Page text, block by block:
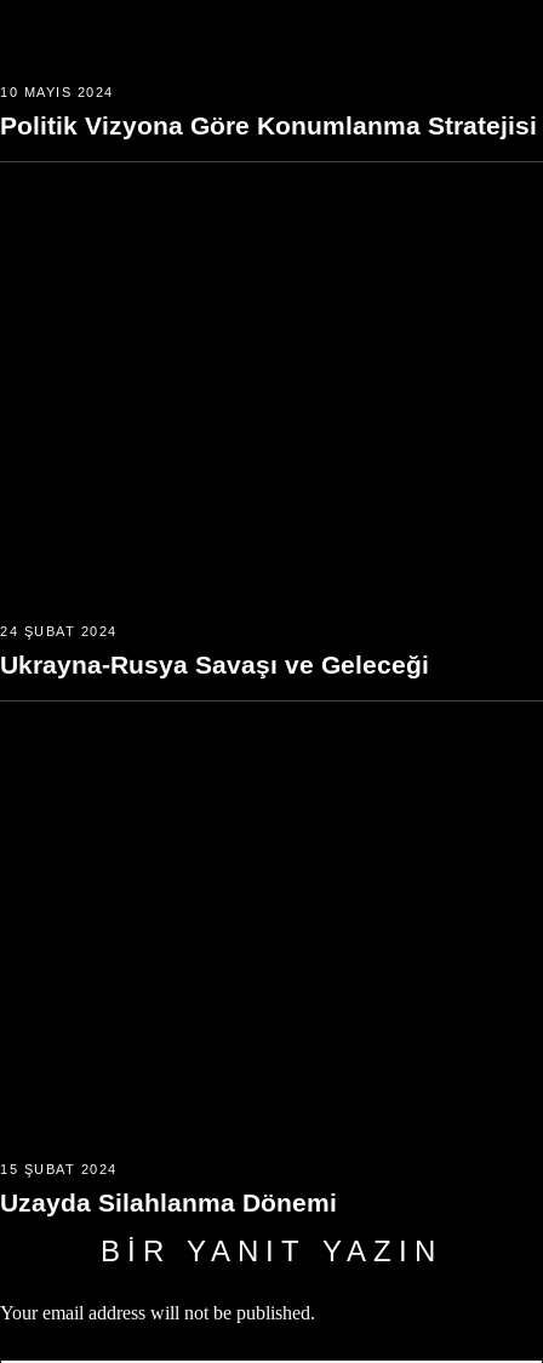
10 MAYIS 2024
Politik Vizyona Göre Konumlanma Stratejisi
24 ŞUBAT 2024
Ukrayna-Rusya Savaşı ve Geleceği
15 ŞUBAT 2024
Uzayda Silahlanma Dönemi
BIR YANIT YAZIN
Your email address will not be published.